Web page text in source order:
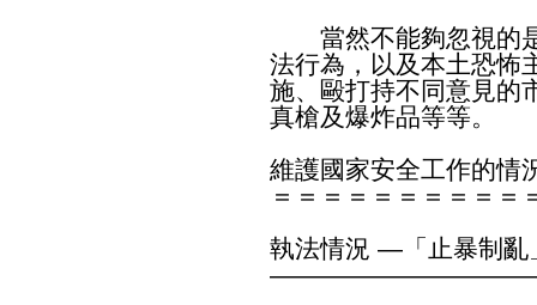
當然不能夠忽視的是
法行為，以及本土恐怖
施、毆打持不同意見的
真槍及爆炸品等等。
維護國家安全工作的情
＝＝＝＝＝＝＝＝＝＝
執法情況 —「止暴制亂